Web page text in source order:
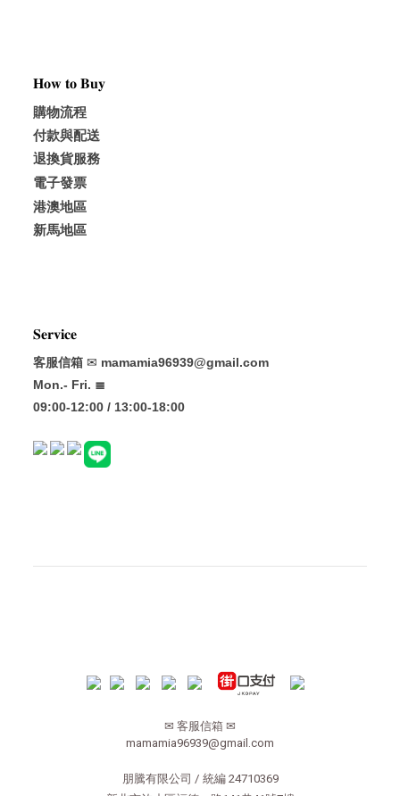
𝐇𝐨𝐰 𝐭𝐨 𝐁𝐮𝐲
購物流程
付款與配送
退換貨服務
電子發票
港澳地區
新馬地區
𝐒𝐞𝐫𝐯𝐢𝐜𝐞
客服信箱 ✉ mamamia96939@gmail.com
Mon.- Fri. ≣
09:00-12:00 / 13:00-18:00
✉ 客服信箱 ✉
mamamia96939@gmail.com
朋騰有限公司 / 統編 24710369